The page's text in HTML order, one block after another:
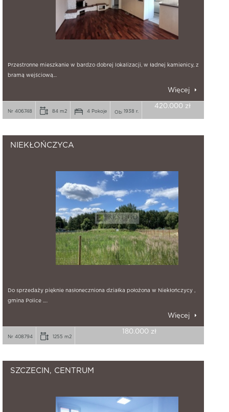
Przestronne mieszkanie w bardzo dobrej lokalizacji, w ładnej kamienicy, z
bramą wejściową…
Więcej
Nr 406748 84 m2 4 Pokoje 1938 r.
420.000 zł
NIEKŁOŃCZYCA
Do sprzedaży pięknie nasłoneczniona działka położona w Niekłończycy ,
gmina Police .…
Więcej
Nr 408794 1255 m2
180.000 zł
SZCZECIN, CENTRUM